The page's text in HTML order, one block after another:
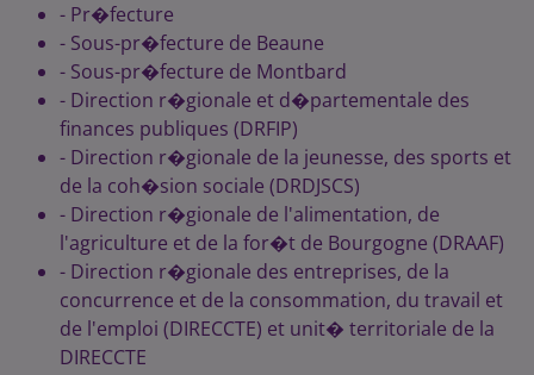
- Pr�fecture
- Sous-pr�fecture de Beaune
- Sous-pr�fecture de Montbard
- Direction r�gionale et d�partementale des
finances publiques (DRFIP)
- Direction r�gionale de la jeunesse, des sports et
de la coh�sion sociale (DRDJSCS)
- Direction r�gionale de l'alimentation, de
l'agriculture et de la for�t de Bourgogne (DRAAF)
- Direction r�gionale des entreprises, de la
concurrence et de la consommation, du travail et
de l'emploi (DIRECCTE) et unit� territoriale de la
DIRECCTE